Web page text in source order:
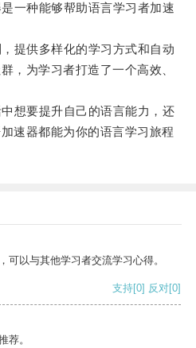
种能够帮助语言学习者加速
供多样化的学习方式和自动
，为学习者打造了一个高效、
要提升自己的语言能力，还
速器都能为你的语言学习旅程
可以与其他学习者交流学习心得。
支持[0] 反对[0]
荐。